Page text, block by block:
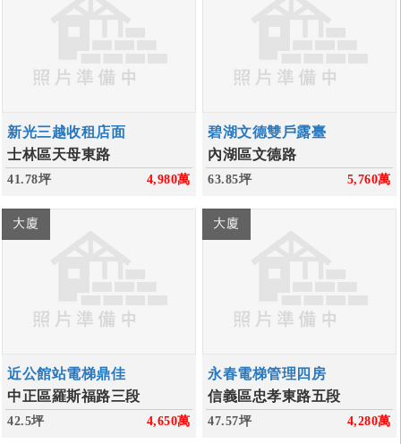
新光三越收租店面
士林區天母東路
41.78坪 4,980萬
碧湖文德雙戶露臺
內湖區文德路
63.85坪 5,760萬
大廈
近公館站電梯鼎佳
中正區羅斯福路三段
42.5坪 4,650萬
大廈
永春電梯管理四房
信義區忠孝東路五段
47.57坪 4,280萬